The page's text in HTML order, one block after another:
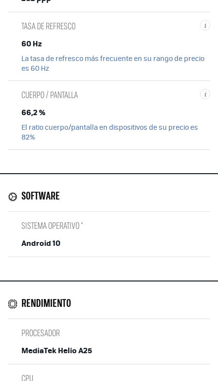
i
TASA DE REFRESCO
60 Hz
La tasa de refresco más frecuente en su rango de precio
es 60 Hz
i
CUERPO / PANTALLA
66,2 %
El ratio cuerpo/pantalla en dispositivos de su precio es
82%
SOFTWARE
SISTEMA OPERATIVO *
Android 10
RENDIMIENTO
PROCESADOR
MediaTek Helio A25
CPU